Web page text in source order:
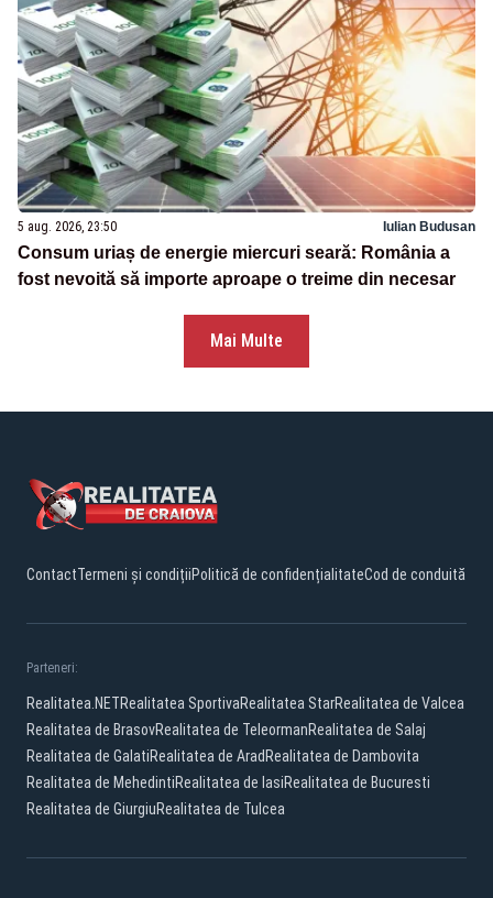
5 aug. 2026, 23:50 Iulian Budusan
Consum uriaș de energie miercuri seară: România a
fost nevoită să importe aproape o treime din necesar
Mai Multe
ContactTermeni și condițiiPolitică de confidențialitateCod de conduită
Parteneri:
Realitatea.NETRealitatea SportivaRealitatea StarRealitatea de Valcea
Realitatea de BrasovRealitatea de TeleormanRealitatea de Salaj
Realitatea de GalatiRealitatea de Arad Realitatea de Dambovita
Realitatea de MehedintiRealitatea de IasiRealitatea de Bucuresti
Realitatea de GiurgiuRealitatea de Tulcea